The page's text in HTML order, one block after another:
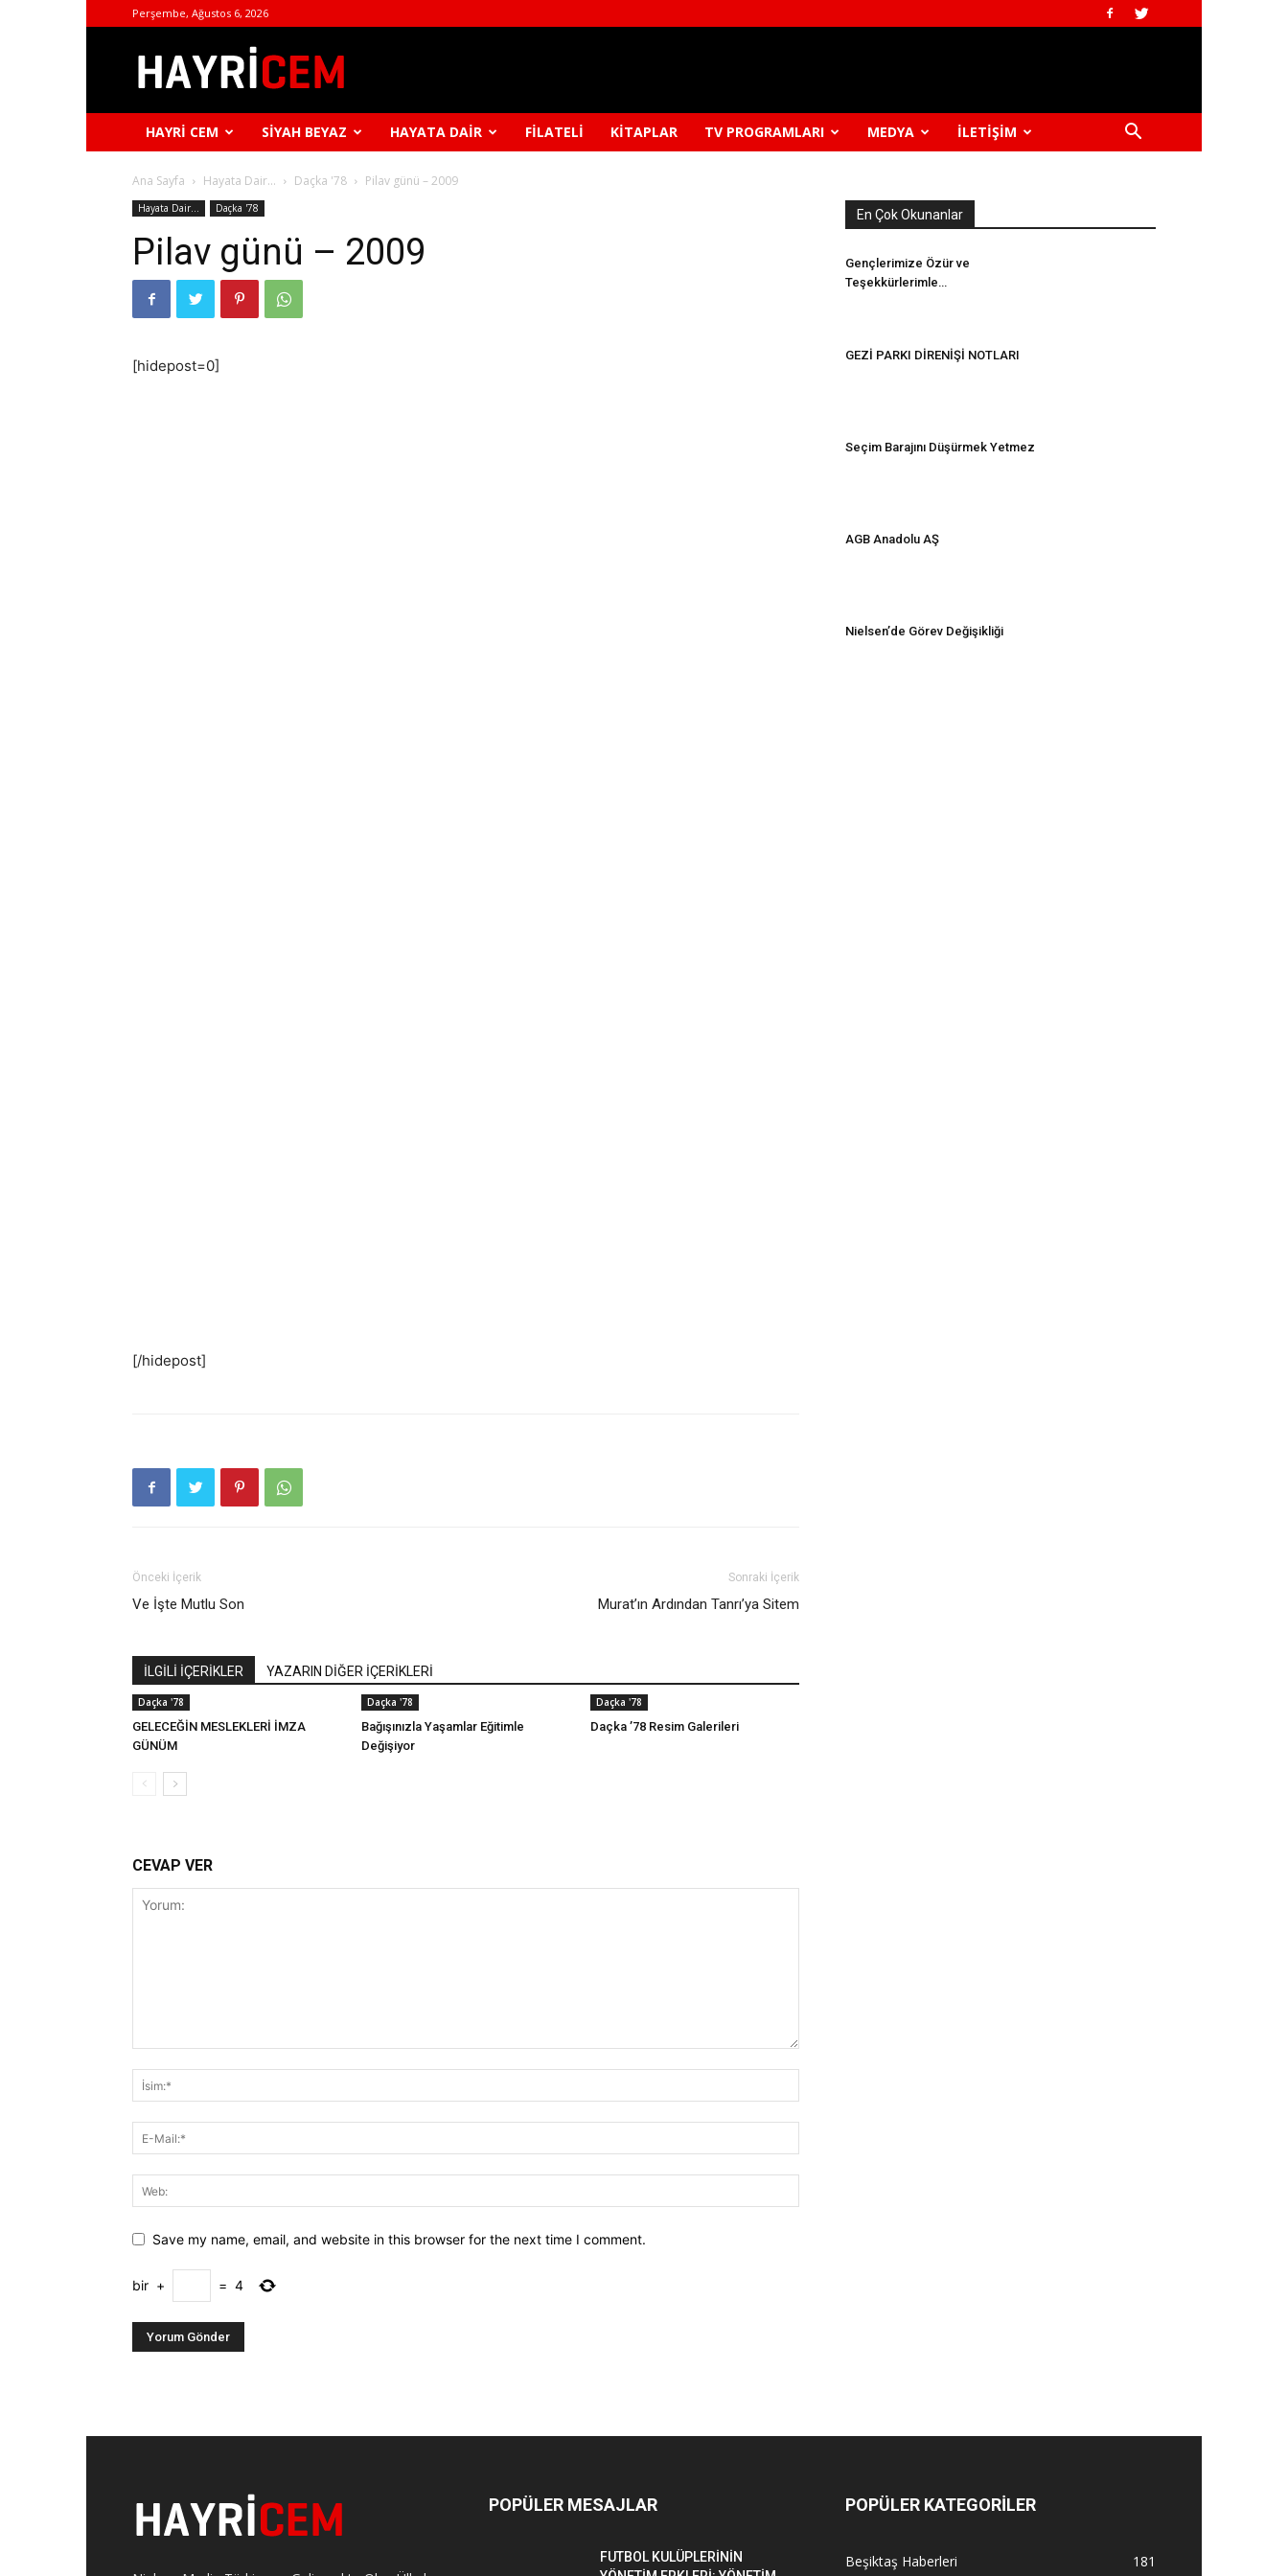
Perşembe, Ağustos 6, 2026
Cem
HAYRI CEM SIYAH BEYAZ HAYATA DAIR FILATELI KITAPLAR TV PROGRAMLARI MEDYA İLETIŞIM
Ana Sayfa Hayata Dair... Daçka '78 Pilav günü – 2009
Hayata Dair... Daçka '78
Pilav günü – 2009
[hidepost=0]
[/hidepost]
Önceki İçerik
Ve İşte Mutlu Son
Sonraki İçerik
Murat’ın Ardından Tanrı’ya Sitem
İLGİLİ İÇERİKLER YAZARIN DİĞER İÇERİKLERİ
Daçka '78
GELECEĞİN MESLEKLERİ İMZA
GÜNÜM
Daçka '78
Bağışınızla Yaşamlar Eğitimle
Değişiyor
Daçka '78
Daçka ’78 Resim Galerileri
CEVAP VER
Save my name, email, and website in this browser for the next time I comment.
bir + = 4
En Çok Okunanlar
Gençlerimize Özür ve
Teşekkürlerimle…
GEZİ PARKI DİRENİŞİ NOTLARI
Seçim Barajını Düşürmek Yetmez
AGB Anadolu AŞ
Nielsen’de Görev Değişikliği
POPÜLER MESAJLAR
FUTBOL KULÜPLERİNİN
POPÜLER KATEGORİLER
Beşiktaş Haberleri 181